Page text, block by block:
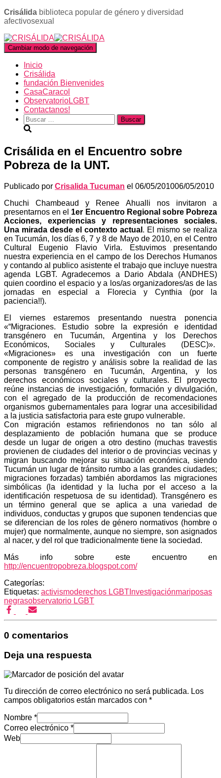
Crisálida biblioteca popular de género y diversidad
afectivosexual
Cambiar modo de navegación
Inicio
Crisálida
fundación Bienvenides
CasaCaracol
ObservatorioLGBT
Contactanos!
Buscar:
Crisálida en el Encuentro sobre
Pobreza de la UNT.
Publicado por Crisalida Tucuman el 06/05/201006/05/2010
Chuchi Chambeaud y Renee Ahualli nos invitaron a
presentarnos en el 1er Encuentro Regional sobre Pobreza
Acciones, experiencias y representaciones sociales.
Una mirada desde el contexto actual . El mismo se realiza
en Tucumán, los días 6, 7 y 8 de Mayo de 2010, en el Centro
Cultural Eugenio Flavio Virla. Estuvimos presentando
nuestra experiencia en el campo de los Derechos Humanos
y contando al publico asistente el trabajo que incluye nuestra
agenda LGBT. Agradecemos a Dario Abdala (ANDHES)
quien coordino el espacio y a los/as organizadores/as de las
jornadas en especial a Florecia y Cynthia (por la
paciencia!!).
El viernes estaremos presentando nuestra ponencia
«“Migraciones. Estudio sobre la expresión e identidad
transgénero en Tucumán, Argentina y los Derechos
Económicos, Sociales y Culturales (DESC)».
«Migraciones» es una investigación con un fuerte
componente de registro y análisis sobre la realidad de las
personas transgénero en Tucumán, Argentina, y los
derechos económicos sociales y culturales. El proyecto
reúne instancias de investigación, formación y divulgación,
con el agregado de la producción de recomendaciones
organismos gubernamentales para lograr una accesibilidad
a la justicia satisfactoria para este grupo vulnerable.
Con migración estamos refiriendonos no tan sólo al
desplazamiento de población humana que se produce
desde un lugar de origen a otro destino (muchas travestis
provienen de ciudades del interior o de provincias vecinas y
migran buscando mejorar su situación económica, siendo
Tucumán un lugar de tránsito rumbo a las grandes ciudades;
migraciones forzadas) también abordamos las migraciones
simbólicas (la identidad y la lucha por el acceso a la
identificación respetuosa de su identidad). Transgénero es
un término general que se aplica a una variedad de
individuos, conductas y grupos que suponen tendencias que
se diferencian de los roles de género normativos (hombre o
mujer) que normalmente, aunque no siempre, son asignados
al nacer, y del rol que tradicionalmente tiene la sociedad.
Más info sobre este encuentro en
http://encuentropobreza.blogspot.com/
Categorías:
Etiquetas: activismoderechos LGBT Investigaciónmariposas
negrasobservatorio LGBT
0 comentarios
Deja una respuesta
Tu dirección de correo electrónico no será publicada. Los
campos obligatorios están marcados con *
Nombre *
Correo electrónico *
Web